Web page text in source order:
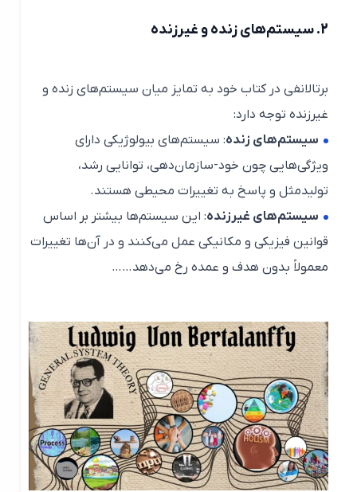
سیستم‌های زنده و غیرزنده
برتالانفی در کتاب خود به تمایز میان سیستم‌های زنده و
غیرزنده توجه دارد:
سیستم‌های زنده: سیستم‌های بیولوژیکی دارای
ویژگی‌هایی چون خود-سازمان‌دهی، توانایی رشد،
تولیدمثل و پاسخ به تغییرات محیطی هستند.
سیستم‌های غیرزنده: این سیستم‌ها بیشتر بر اساس
قوانین فیزیکی و مکانیکی عمل می‌کنند و در آن‌ها تغییرات
معمولاً بدون هدف و عمده رخ می‌دهد……